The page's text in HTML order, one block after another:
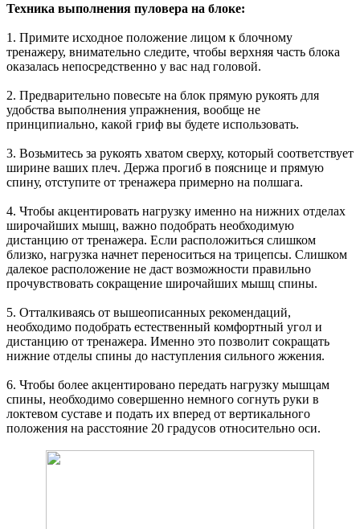
Техника выполнения пуловера на блоке:
1. Примите исходное положение лицом к блочному
тренажеру, внимательно следите, чтобы верхняя часть блока
оказалась непосредственно у вас над головой.
2. Предварительно повесьте на блок прямую рукоять для
удобства выполнения упражнения, вообще не
принципиально, какой гриф вы будете использовать.
3. Возьмитесь за рукоять хватом сверху, который соответствует
ширине ваших плеч. Держа прогиб в пояснице и прямую
спину, отступите от тренажера примерно на полшага.
4. Чтобы акцентировать нагрузку именно на нижних отделах
широчайших мышц, важно подобрать необходимую
дистанцию от тренажера. Если расположиться слишком
близко, нагрузка начнет переноситься на трицепсы. Слишком
далекое расположение не даст возможности правильно
прочувствовать сокращение широчайших мышц спины.
5. Отталкиваясь от вышеописанных рекомендаций,
необходимо подобрать естественный комфортный угол и
дистанцию от тренажера. Именно это позволит сокращать
нижние отделы спины до наступления сильного жжения.
6. Чтобы более акцентировано передать нагрузку мышцам
спины, необходимо совершенно немного согнуть руки в
локтевом суставе и подать их вперед от вертикального
положения на расстояние 20 градусов относительно оси.